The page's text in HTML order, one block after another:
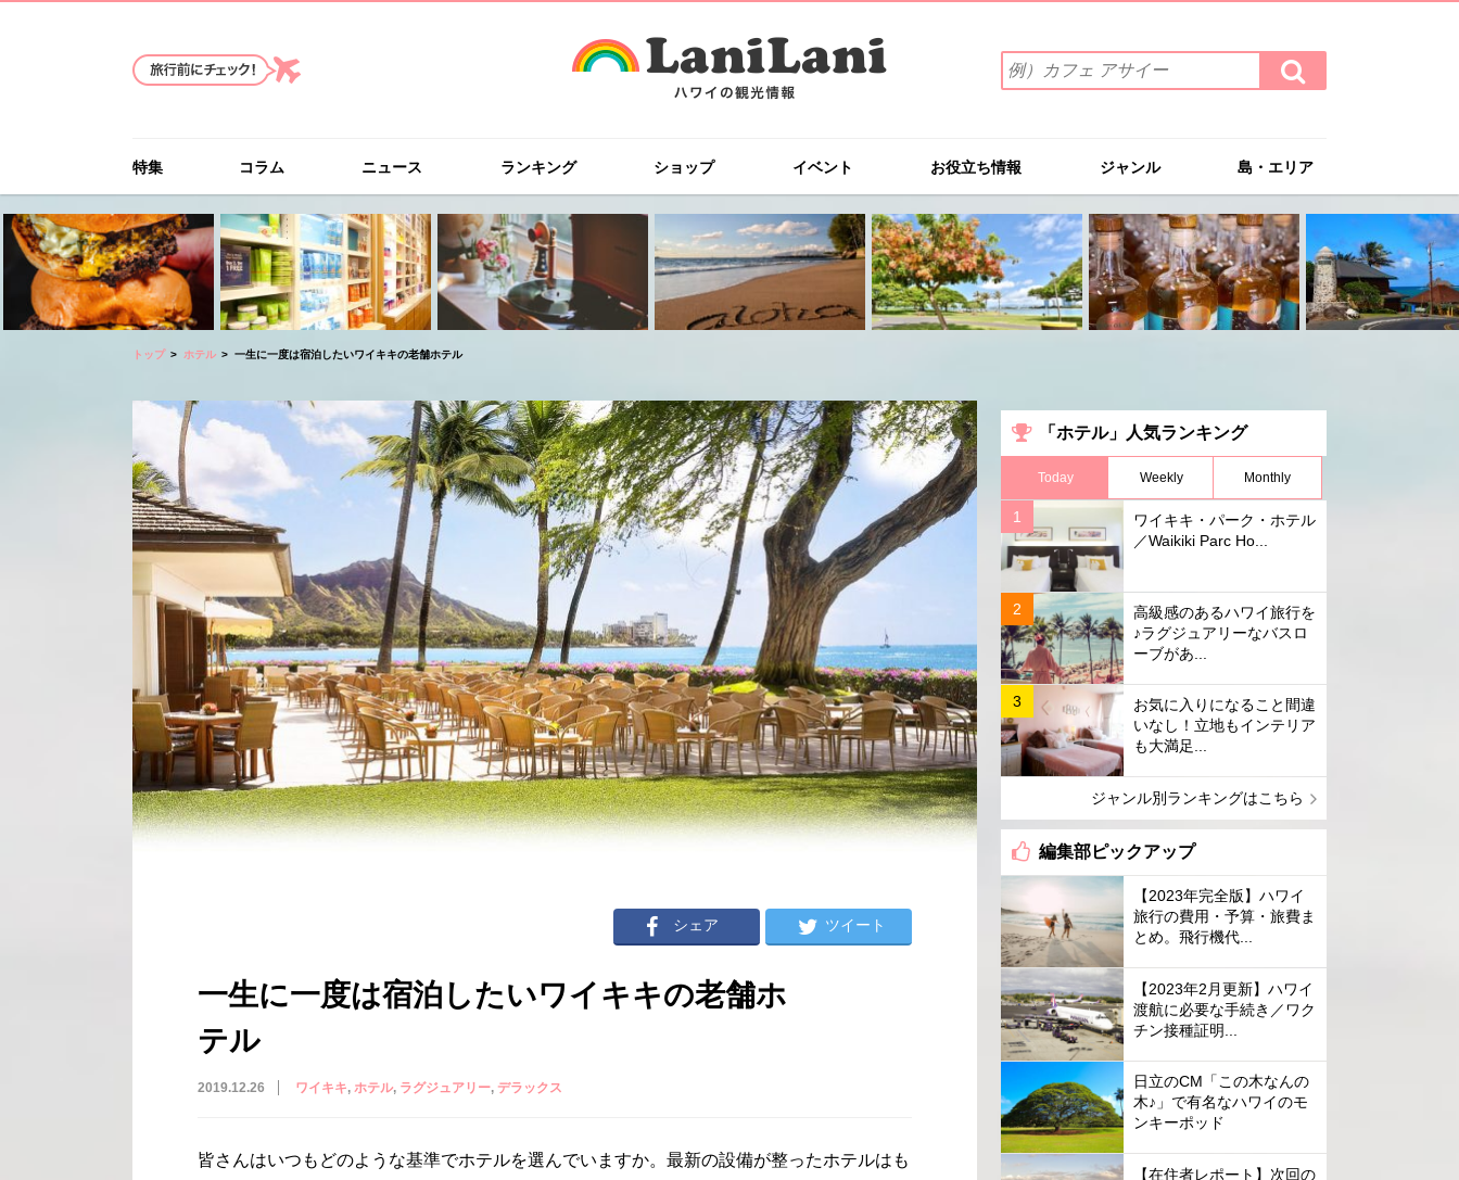
索
ワ
を
入
力
(例）
カ
フ
ェ
イ
ー
検
索
す
特集 コラム ニュース ランキング ショップ イベント お役立ち情報 ジャンル 島・エリア
トップ ホテル 一生に一度は宿泊したいワイキキの老舗ホテル
シェア ツイート
一生に一度は宿泊したいワイキキの老舗ホ
テル
2019.12.26 ワイキキ ホテル ラグジュアリー デラックス
皆さんはいつもどのような基準でホテルを選んでいますか。最新の設備が整ったホテルはも
「ホテル」人気ランキング
Today Weekly Monthly
ワイキキ・パーク・ホテル
／Waikiki Parc Ho...
高級感のあるハワイ旅行を
♪ラグジュアリーなバスロ
ーブがあ...
お気に入りになること間違
いなし！立地もインテリア
も大満足...
ジャンル別ランキングはこちら
編集部ピックアップ
【2023年完全版】ハワイ
旅行の費用・予算・旅費ま
とめ。飛行機代...
【2023年2月更新】ハワイ
渡航に必要な手続き／ワク
チン接種証明...
日立のCM「この木なんの
木♪」で有名なハワイのモ
ンキーポッド
【在住者レポート】次回の